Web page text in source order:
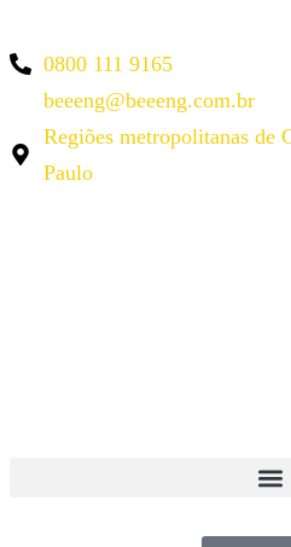
0800 111 9165
beeeng@beeeng.com.br
Regiões metropolitanas de
Paulo